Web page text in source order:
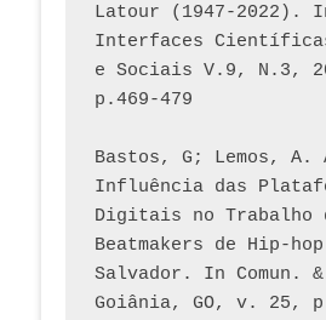
Latour (1947-2022).
Interfaces
e Sociais V.9, N.3,
p.469-479
Bastos, G; Lemos, A.
Influência das
Digitais no Trabalho
Beatmakers de Hip-
Salvador. In Comun.
Goiânia, GO, v. 25,